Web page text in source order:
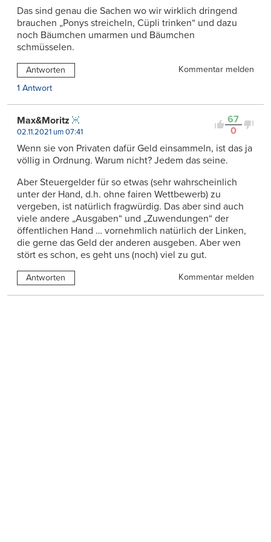
Das sind genau die Sachen wo wir wirklich dringend
brauchen „Ponys streicheln, Cüpli trinken“ und dazu
noch Bäumchen umarmen und Bäumchen
schmüsselen.
Antworten
Kommentar melden
1 Antwort
67
0
Max&Moritz
02.11.2021 um 07:41
Wenn sie von Privaten dafür Geld einsammeln, ist das ja
völlig in Ordnung. Warum nicht? Jedem das seine.
Aber Steuergelder für so etwas (sehr wahrscheinlich
unter der Hand, d.h. ohne fairen Wettbewerb) zu
vergeben, ist natürlich fragwürdig. Das aber sind auch
viele andere „Ausgaben“ und „Zuwendungen“ der
öffentlichen Hand … vornehmlich natürlich der Linken,
die gerne das Geld der anderen ausgeben. Aber wen
stört es schon, es geht uns (noch) viel zu gut.
Antworten Kommentar melden